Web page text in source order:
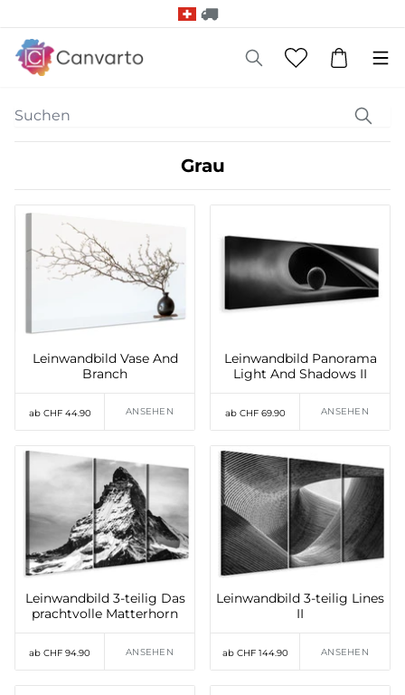
Grau
Leinwandbild Vase And
Branch
ab CHF 44.90 ANSEHEN
Leinwandbild Panorama
Light And Shadows II
ab CHF 69.90 ANSEHEN
Leinwandbild 3-teilig Das
prachtvolle Matterhorn
ab CHF 94.90 ANSEHEN
Leinwandbild 3-teilig Lines
II
ab CHF 144.90 ANSEHEN